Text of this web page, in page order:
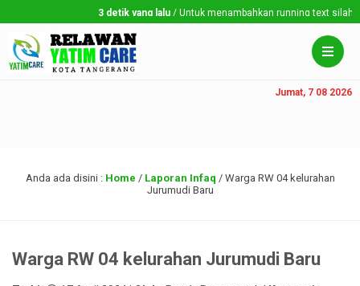
3 detik yang lalu/ Untuk menambahkan running text silahkan
Jumat, 7 08 2026
Anda ada disini : Home / Laporan Infaq / Warga RW 04 kelurahan
Jurumudi Baru
Warga RW 04 kelurahan Jurumudi Baru